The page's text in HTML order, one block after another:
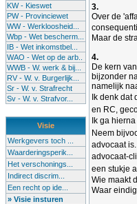
KW - Kieswet
PW - Provinciewet
WW - Werkloosheid...
Wbp - Wet bescherm...
IB - Wet inkomstbel...
WAO - Wet op de arb..
WWB - W. werk & bij...
RV - W. v. Burgerlijk...
Sr - W. v. Strafrecht
Sv - W. v. Strafvor...
Visie
Werkgevers toch ...
Waarderingsperik...
Het verschonings...
Indirect discrim...
Een recht op ide...
» Visie insturen
3.
Over de
Maar de
4.
De kern
bijzonder
namelijk
Ik denk
en RC,
Ik ga
Neem
advocaat
advocaat-
een stukje
Wie maakt
Waar